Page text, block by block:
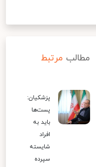
مطالب مرتبط
پزشکیان:
پست‌ها
باید به
افراد
شایسته
سپرده